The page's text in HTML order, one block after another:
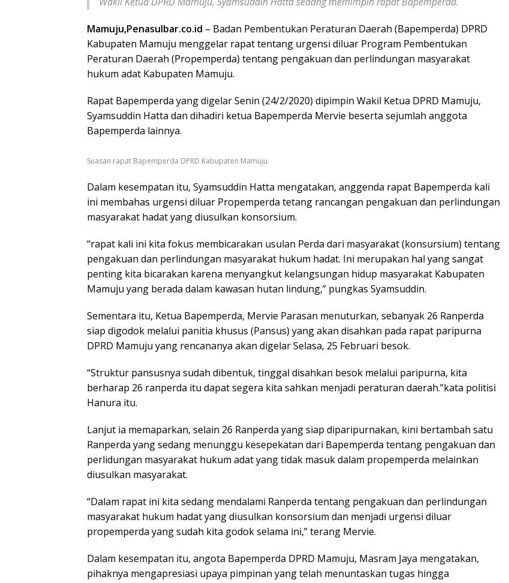
Mamuju,Penasulbar.co.id – Badan Pembentukan Peraturan Daerah (Bapemperda) DPRD
Kabupaten Mamuju menggelar rapat tentang urgensi diluar Program Pembentukan
Peraturan Daerah (Propemperda) tentang pengakuan dan perlindungan masyarakat
hukum adat Kabupaten Mamuju.
Rapat Bapemperda yang digelar Senin (24/2/2020) dipimpin Wakil Ketua DPRD Mamuju,
Syamsuddin Hatta dan dihadiri ketua Bapemperda Mervie beserta sejumlah anggota
Bapemperda lainnya.
Suasan rapat Bapemperda DPRD Kabupaten Mamuju.
Dalam kesempatan itu, Syamsuddin Hatta mengatakan, anggenda rapat Bapemperda kali
ini membahas urgensi diluar Propemperda tetang rancangan pengakuan dan perlindungan
masyarakat hadat yang diusulkan konsorsium.
“rapat kali ini kita fokus membicarakan usulan Perda dari masyarakat (konsursium) tentang
pengakuan dan perlindungan masyarakat hukum hadat. Ini merupakan hal yang sangat
penting kita bicarakan karena menyangkut kelangsungan hidup masyarakat Kabupaten
Mamuju yang berada dalam kawasan hutan lindung,” pungkas Syamsuddin.
Sementara itu, Ketua Bapemperda, Mervie Parasan menuturkan, sebanyak 26 Ranperda
siap digodok melalui panitia khusus (Pansus) yang akan disahkan pada rapat paripurna
DPRD Mamuju yang rencananya akan digelar Selasa, 25 Februari besok.
“Struktur pansusnya sudah dibentuk, tinggal disahkan besok melalui paripurna, kita
berharap 26 ranperda itu dapat segera kita sahkan menjadi peraturan daerah.”kata politisi
Hanura itu.
Lanjut ia memaparkan, selain 26 Ranperda yang siap diparipurnakan, kini bertambah satu
Ranperda yang sedang menunggu kesepekatan dari Bapemperda tentang pengakuan dan
perlidungan masyarakat hukum adat yang tidak masuk dalam propemperda melainkan
diusulkan masyarakat.
“Dalam rapat ini kita sedang mendalami Ranperda tentang pengakuan dan perlindungan
masyarakat hukum hadat yang diusulkan konsorsium dan menjadi urgensi diluar
propemperda yang sudah kita godok selama ini,” terang Mervie.
Dalam kesempatan itu, angota Bapemperda DPRD Mamuju, Masram Jaya mengatakan,
pihaknya mengapresiasi upaya pimpinan yang telah menuntaskan tugas hingga